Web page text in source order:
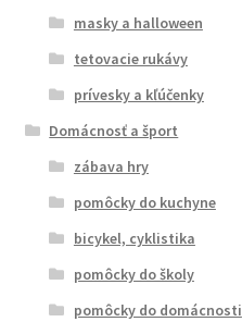
masky a halloween
tetovacie rukávy
prívesky a kľúčenky
Domácnosť a šport
zábava hry
pomôcky do kuchyne
bicykel, cyklistika
pomôcky do školy
pomôcky do domácnosti